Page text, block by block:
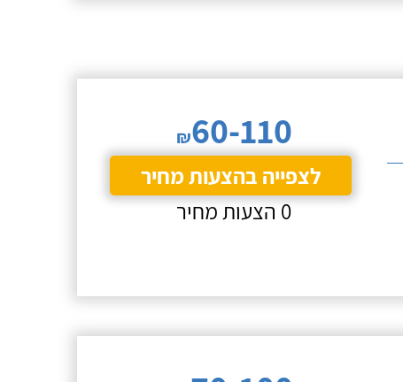
₪60-110
לצפייה בהצעות מחיר
0 הצעות מחיר